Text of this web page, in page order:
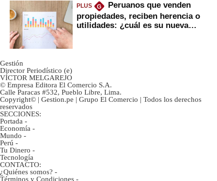
PLUS G
Peruanos que venden
propiedades, reciben herencia o
utilidades: ¿cuál es su nueva
Gestión
Director Periodístico (e)
VÍCTOR MELGAREJO
© Empresa Editora El Comercio S.A.
Calle Paracas #532, Pueblo Libre, Lima.
Copyright© | Gestion.pe | Grupo El Comercio | Todos los derechos
reservados
SECCIONES:
Portada -
Economía -
Mundo -
Perú -
Tu Dinero -
Tecnología
CONTACTO:
¿Quiénes somos? -
Términos y Condiciones -